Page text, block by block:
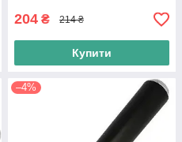
204 ₴ 214 ₴
Купити
–4%